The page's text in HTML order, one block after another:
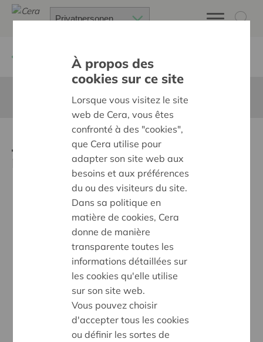
Kalender
Diese Seite ist nicht ins Deutsche übersetzt
Journée sans voiture =
mobilité douce
À propos des
cookies sur ce site
Lorsque vous visitez le site
web de Cera, vous êtes
confronté à des "cookies",
que Cera utilise pour
adapter son site web aux
besoins et aux préférences
du ou des visiteurs du site.
Dans sa politique en
matière de cookies, Cera
donne de manière
transparente toutes les
informations détaillées sur
les cookies qu'elle utilise
sur son site web.
Vous pouvez choisir
d'accepter tous les cookies
ou définir les sortes de